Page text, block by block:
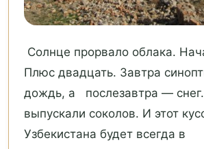
Солнце прорвало облака.
Плюс двадцать. Завтра
дождь, а послезавтра —
выпускали соколов. И этот
Узбекистана будет всегда в